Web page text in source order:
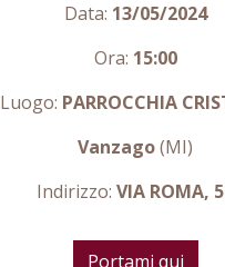
Data: 13/05/2024
Ora: 15:00
Luogo: PARROCCHIA
Vanzago(MI)
Indirizzo: VIA ROMA,
Portami qui